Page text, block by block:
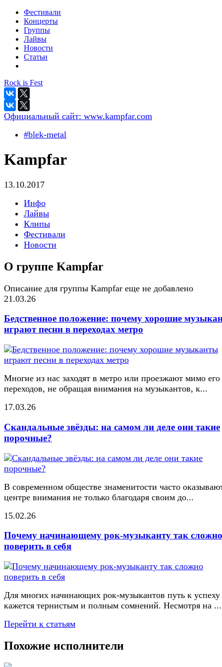
Фестивали
Концерты
Группы
Лайвы
Новости
Статьи
Rock is Fest
Официальный сайт: www.kampfar.com
#blek-metal
Kampfar
13.10.2017
Инфо
Лайвы
Клипы
Фестивали
Новости
О группе Kampfar
Описание для группы Kampfar еще не добавлено
21.03.26
Бедственное положение: почему хорошие
играют песни в переходах метро
Многие из нас заходят в метро или проезжают мимо его
переходов, не обращая внимания на музыкантов, к...
17.03.26
Скандальные звёзды: на самом ли деле они такие
порочные?
В современном обществе знаменитости часто
центре внимания не только благодаря своим до...
15.02.26
Почему начинающему рок-музыканту так сложно
поверить в себя
Для многих начинающих рок-музыкантов путь к успеху
кажется тернистым и полным сомнений. Несмотря на ...
Перейти к статьям
Похожие исполнители